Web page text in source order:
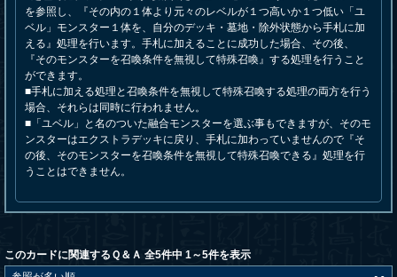
を参照し、『その内の１体より元々のレベルが１つ高いか１つ低い「ユ
ベル」モンスター１体を、自分のデッキ・墓地・除外状態から手札に加
える』処理を行います。手札に加えることに成功した場合、その後、
『そのモンスターを召喚条件を無視して特殊召喚』する処理を行うこと
ができます。
■手札に加える処理と召喚条件を無視して特殊召喚する処理の両方を行う
場合、それらは同時に行われません。
■「ユベル」と名のついた融合モンスターを選ぶ事もできますが、そのモ
ンスターはエクストラデッキに戻り、手札に加わっていませんので『そ
の後、そのモンスターを召喚条件を無視して特殊召喚できる』処理を行
うことはできません。
このカードに関連するＱ＆Ａ 全5件中 1～5件を表示